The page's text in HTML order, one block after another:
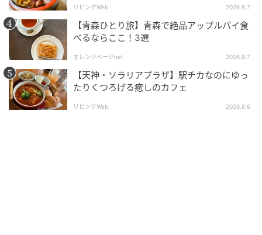
相馬夕輝『D&DEPARTMENT PROJECT』 デ
ィレクター
あいま・ゆうき／ブランドディレクションや商品開発
などを進めながら、日本各地の食文化をフィールドワ
ークし、メニュー開発やイベント企画を行う。著書に
『つづくをたべる食堂』（d.books）。2025年に会員
リビングWeb 2026.8.7
【青森ひとり旅】青森で絶品アップルパイ食
べるならここ！3選
オレンジページnet 2026.8.7
【天神・ソラリアプラザ】駅チカなのにゆっ
たりくつろげる癒しのカフェ
リビングWeb 2026.8.6